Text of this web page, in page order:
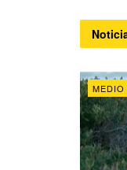
MEDIO